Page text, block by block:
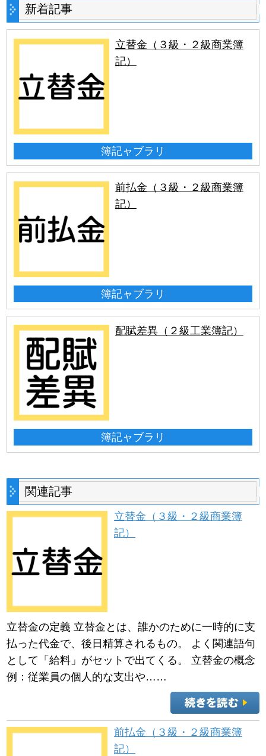
新着記事
立替金（３級・２級商業簿
記）
簿記ャブラリ
前払金（３級・２級商業簿
記）
簿記ャブラリ
配賦差異（２級工業簿記）
簿記ャブラリ
関連記事
立替金（３級・２級商業簿
記）
立替金の定義 立替金とは、誰かのために一時的に支
払った代金で、後日精算されるもの。 よく関連語句
として「給料」がセットで出てくる。 立替金の概念
例：従業員の個人的な支出や……
前払金（３級・２級商業簿
記）